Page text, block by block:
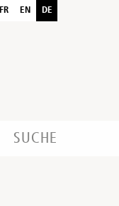
FR EN DE
SUCHE